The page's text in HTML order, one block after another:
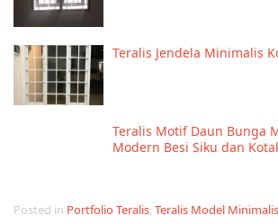
Teralis Jendela Minimalis
Teralis Motif Daun Bunga
Modern Besi Siku dan
Posted in Portfolio Teralis, Teralis Model Minimalis